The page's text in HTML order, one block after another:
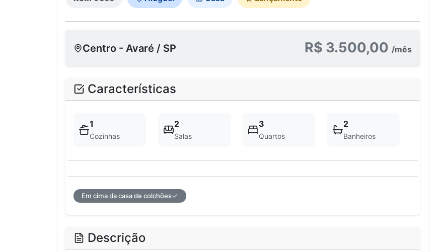
Centro - Avaré / SP R$ 3.500,00 /mês
Características
1
Cozinhas
2
Salas
3
Quartos
2
Banheiros
Em cima da casa de colchões
Descrição